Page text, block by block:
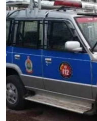
लाइफस्टाइल
टेक